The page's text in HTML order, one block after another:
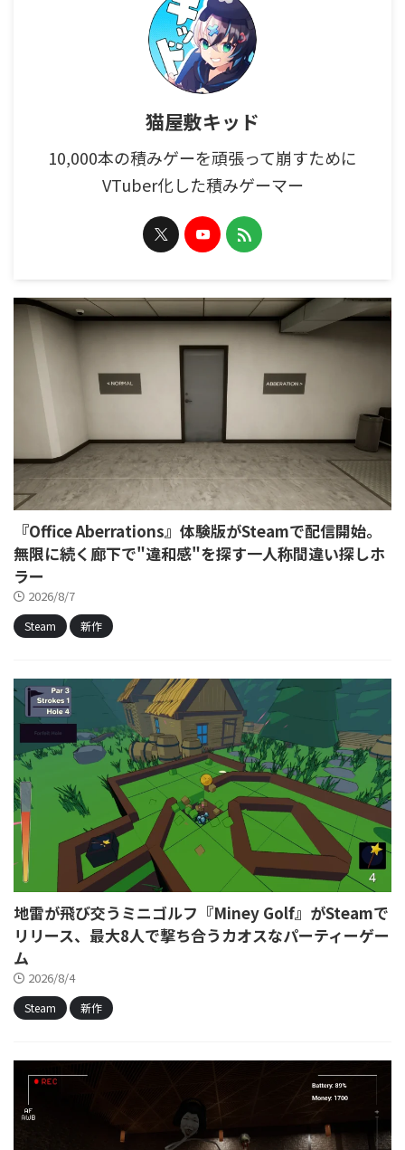
猫屋敷キッド
10,000本の積みゲーを頑張って崩すために
VTuber化した積みゲーマー
『Office Aberrations』体験版がSteamで配信開始。
無限に続く廊下で"違和感"を探す一人称間違い探しホ
ラー
2026/8/7
Steam 新作
地雷が飛び交うミニゴルフ『Miney Golf』がSteamで
リリース、最大8人で撃ち合うカオスなパーティーゲー
ム
2026/8/4
Steam 新作